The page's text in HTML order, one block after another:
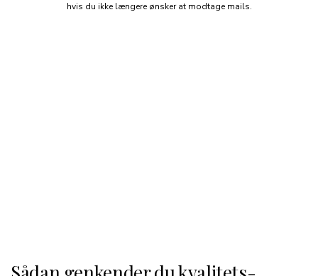
hvis du ikke længere ønsker at modtage mails.